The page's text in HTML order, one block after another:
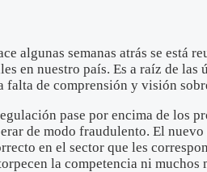
algunas semanas atrás se
en nuestro país. Es a raíz de
falta de comprensión y visión
pase por encima de los
de modo fraudulento. El
en el sector que les
la competencia ni